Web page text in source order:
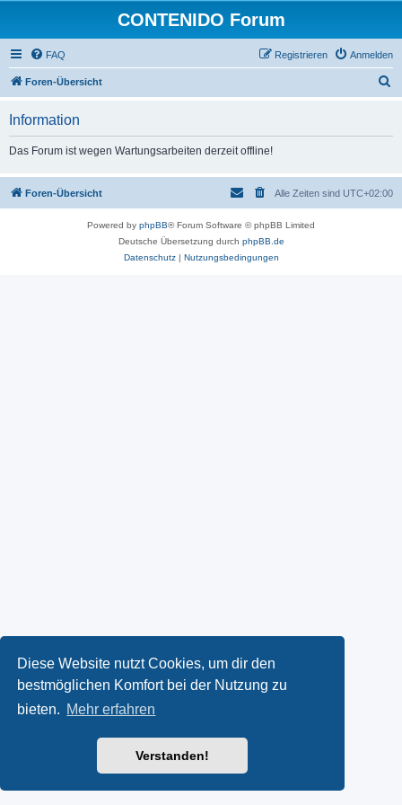
Diese Website nutzt Cookies, um dir den
bestmöglichen Komfort bei der Nutzung zu
bieten. Mehr erfahren
Verstanden!
CONTENIDO Forum
FAQ Anmelden
Registrieren
Foren-Übersicht
Information
Das Forum ist wegen Wartungsarbeiten derzeit offline!
Foren-Übersicht Alle Zeiten sind UTC+02:00
Powered by phpBB® Forum Software © phpBB Limited
Deutsche Übersetzung durch phpBB.de
Datenschutz| Nutzungsbedingungen